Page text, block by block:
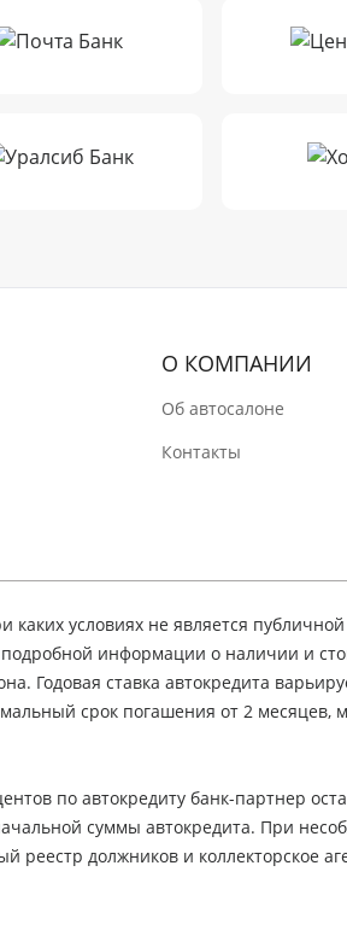
О КОМПАНИИ
Об автосалоне
Контакты
условиях не является
информации о наличии и
Годовая ставка автокредита
срок погашения от 2 месяцев,
по автокредиту банк-партнер
суммы автокредита. При
должников и коллекторское